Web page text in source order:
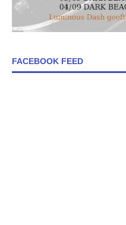
FACEBOOK FEED